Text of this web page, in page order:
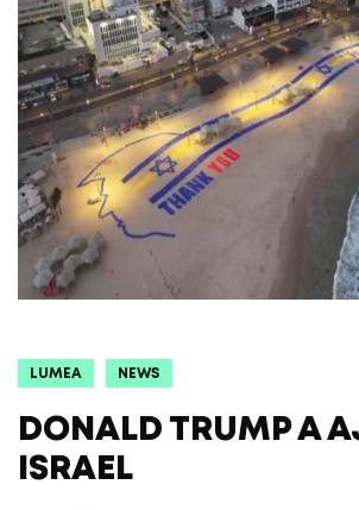
LUMEA NEWS
DONALD TRUMP A
ISRAEL